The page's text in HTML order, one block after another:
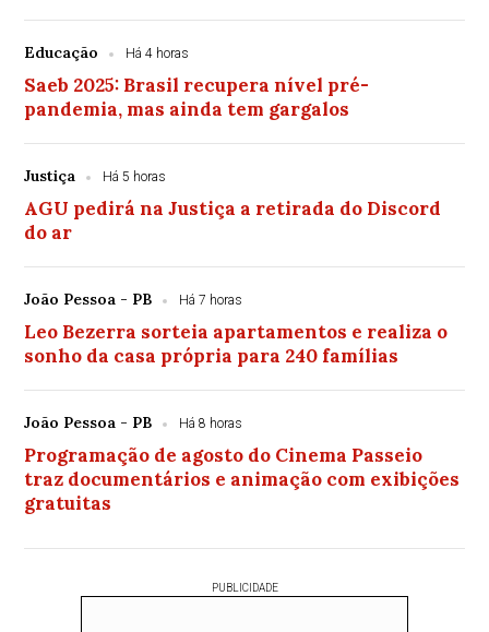
Educação Há 4 horas
Saeb 2025: Brasil recupera nível pré-
pandemia, mas ainda tem gargalos
Justiça Há 5 horas
AGU pedirá na Justiça a retirada do Discord
do ar
João Pessoa - PB Há 7 horas
Leo Bezerra sorteia apartamentos e realiza o
sonho da casa própria para 240 famílias
João Pessoa - PB Há 8 horas
Programação de agosto do Cinema Passeio
traz documentários e animação com exibições
gratuitas
PUBLICIDADE